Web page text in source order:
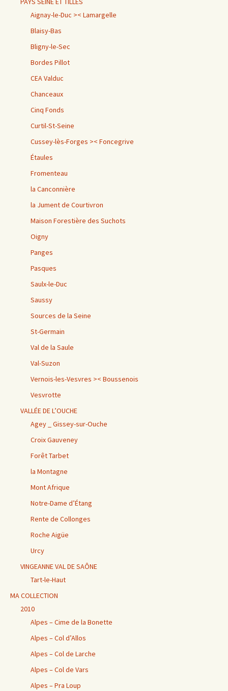
Aignay-le-Duc >< Lamargelle
Blaisy-Bas
Bligny-le-Sec
Bordes Pillot
CEA Valduc
Chanceaux
Cinq Fonds
Curtil-St-Seine
Cussey-lès-Forges >< Foncegrive
Étaules
Fromenteau
la Canconnière
la Jument de Courtivron
Maison Forestière des Suchots
Oigny
Panges
Pasques
Saulx-le-Duc
Saussy
Sources de la Seine
St-Germain
Val de la Saule
Val-Suzon
Vernois-les-Vesvres >< Boussenois
Vesvrotte
VALLÉE DE L’OUCHE
Agey _ Gissey-sur-Ouche
Croix Gauveney
Forêt Tarbet
la Montagne
Mont Afrique
Notre-Dame d’Étang
Rente de Collonges
Roche Aigüe
Urcy
VINGEANNE VAL DE SAÔNE
Tart-le-Haut
MA COLLECTION
2010
Alpes – Cime de la Bonette
Alpes – Col d’Allos
Alpes – Col de Larche
Alpes – Col de Vars
Alpes – Pra Loup